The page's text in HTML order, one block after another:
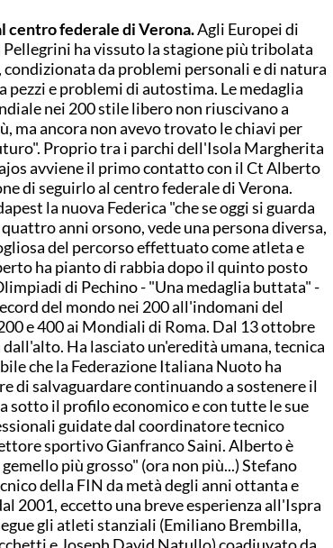
centro federale di Verona.Agli Europei di
Pellegrini ha vissuto la stagione più tribolata
da problemi personali e di natura
pezzi e problemi di autostima. Le medaglia
nei 200 stile libero non riuscivano a
ma ancora non avevo trovato le chiavi per
Proprio tra i parchi dell'Isola Margherita
avviene il primo contatto con il Ct Alberto
di seguirlo al centro federale di Verona.
la nuova Federica "che se oggi si guarda
anni orsono, vede una persona diversa,
del percorso effettuato come atleta e
ha pianto di rabbia dopo il quinto posto
di Pechino - "Una medaglia buttata" -
del mondo nei 200 all'indomani del
e 400 ai Mondiali di Roma. Dal 13 ottobre
Ha lasciato un'eredità umana, tecnica
che la Federazione Italiana Nuoto ha
di salvaguardare continuando a sostenere il
sotto il profilo economico e con tutte le sue
guidate dal coordinatore tecnico
sportivo Gianfranco Saini. Alberto è
più grosso" (ora non più...) Stefano
della FIN da metà degli anni ottanta e
2001, eccetto una breve esperienza all'Ispra
gli atleti stanziali (Emiliano Brembilla,